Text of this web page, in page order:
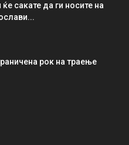
сакате да ги носите на
рок на траење